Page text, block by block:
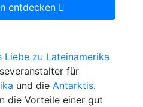
entdecken
für
und die Antarktis.
die Vorteile einer gut